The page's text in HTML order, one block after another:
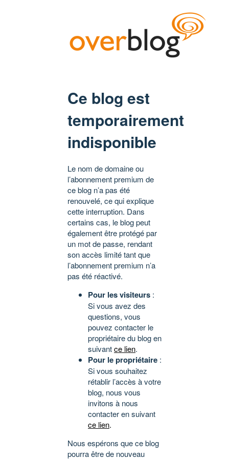
Ce blog est
temporairement
indisponible
Le nom de domaine ou
l’abonnement premium de
ce blog n’a pas été
renouvelé, ce qui explique
cette interruption. Dans
certains cas, le blog peut
également être protégé par
un mot de passe, rendant
son accès limité tant que
l’abonnement premium n’a
pas été réactivé.
Pour les visiteurs :
Si vous avez des
questions, vous
pouvez contacter le
propriétaire du blog en
suivantce lien.
Pour le propriétaire :
Si vous souhaitez
rétablir l’accès à votre
blog, nous vous
invitons à nous
contacter en suivant
ce lien.
Nous espérons que ce blog
pourra être de nouveau